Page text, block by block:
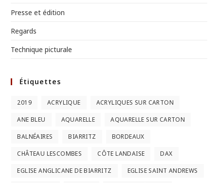
Presse et édition
Regards
Technique picturale
Étiquettes
2019 ACRYLIQUE ACRYLIQUES SUR CARTON
ANE BLEU AQUARELLE AQUARELLE SUR CARTON
BALNÉAIRES BIARRITZ BORDEAUX
CHÂTEAU LESCOMBES CÔTE LANDAISE DAX
EGLISE ANGLICANE DE BIARRITZ EGLISE SAINT ANDREWS